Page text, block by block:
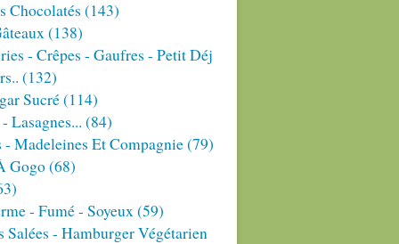
Chocolatés (143)
(138)
- Crêpes - Gaufres - Petit Déj
(132)
Sucré(114)
Lasagnes... (84)
Madeleines Et Compagnie(79)
Gogo(68)
- Fumé - Soyeux(59)
Salées - Hamburger Végétarien